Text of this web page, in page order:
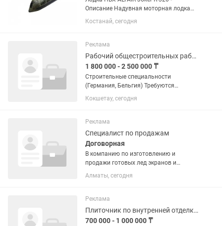
Описание Надувная моторная лодка
ПВХ Altair Joker R-320 разработана из
долговечного ПВХ материала для
изготовлен из водостойкой фанеры...
Костанай, сегодня
Реклама
Рабочий общестроительных работ
1 800 000 - 2 500 000 ₸
Строительные специальности
(Германия, Бельгия) Требуются
квалифицированные специалисты
строительных профессий: Каменщик –
возведение стен и перегородок. ...
Кокшетау, сегодня
Реклама
Специалист по продажам
Договорная
В компанию по изготовлению и
продажи готовых лед экранов и
конструкций требуется руководитель
отдела продаж! Работа в офисе и
и аренда LED-экранов, готовых лад...
Алматы, сегодня
Реклама
Плиточник по внутренней отделке (Ремонт ванных и санузлов под ключ)
700 000 - 1 000 000 ₸